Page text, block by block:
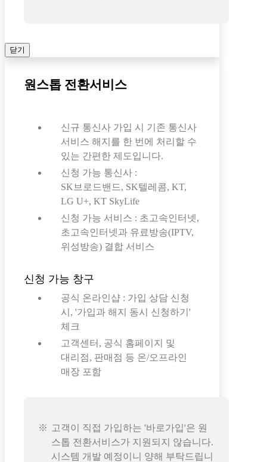
닫기
원스톱 전환서비스
신규 통신사 가입 시 기존 통신사
서비스 해지를 한 번에 처리할 수
있는 간편한 제도입니다.
신청 가능 통신사 :
SK브로드밴드, SK텔레콤, KT,
LG U+, KT SkyLife
신청 가능 서비스 : 초고속인터넷,
초고속인터넷과 유료방송(IPTV,
위성방송) 결합 서비스
신청 가능 창구
공식 온라인샵 : 가입 상담 신청
시, '가입과 해지 동시 신청하기'
체크
고객센터, 공식 홈페이지 및
대리점, 판매점 등 온/오프라인
매장 포함
고객이 직접 가입하는 '바로가입'은 원
스톱 전환서비스가 지원되지 않습니다.
시스템 개발 예정이니 양해 부탁드립니